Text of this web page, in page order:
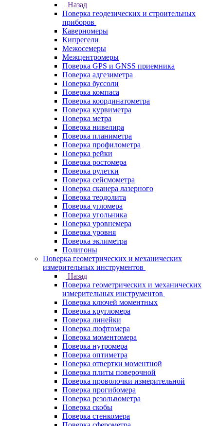
Назад
Поверка геодезических и строительных
приборов
Каверномеры
Кипрегели
Межосемеры
Межцентромеры
Поверка GPS и GNSS приемника
Поверка адгезиметра
Поверка буссоли
Поверка компаса
Поверка координатометра
Поверка курвиметра
Поверка метра
Поверка нивелира
Поверка планиметра
Поверка профилометра
Поверка рейки
Поверка ростомера
Поверка рулетки
Поверка сейсмометра
Поверка сканера лазерного
Поверка теодолита
Поверка угломера
Поверка угольника
Поверка уровнемера
Поверка уровня
Поверка эклиметра
Полигоны
Поверка геометрических и механических
измерительных инструментов
Назад
Поверка геометрических и механических
измерительных инструментов
Поверка ключей моментных
Поверка кругломера
Поверка линейки
Поверка люфтомера
Поверка моментомера
Поверка нутромера
Поверка оптиметра
Поверка отвертки моментной
Поверка плиты поверочной
Поверка проволочки измерительной
Поверка прогибомера
Поверка резольвометра
Поверка скобы
Поверка стенкомера